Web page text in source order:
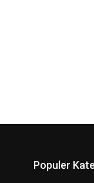
Populer